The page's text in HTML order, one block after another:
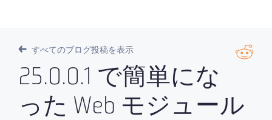
すべてのブログ投稿を表示
25.0.0.1 で簡単にな
った Web モジュール